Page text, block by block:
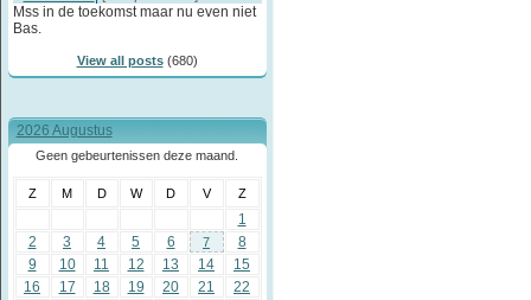
Mss in de toekomst maar nu even niet
Bas.
View all posts(680)
2026 Augustus
Geen gebeurtenissen deze maand.
Z M D W D V Z
1
2
3 4 5 6 7
8
9
10 11 12 13 14
15
16
17 18 19 20 21
22